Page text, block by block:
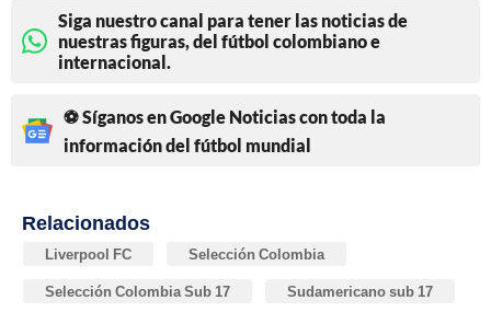
Siga nuestro canal para tener las noticias de
nuestras figuras, del fútbol colombiano e
internacional.
⚽ Síganos en Google Noticias con toda la
información del fútbol mundial
Relacionados
Liverpool FC Selección Colombia
Selección Colombia Sub 17 Sudamericano sub 17